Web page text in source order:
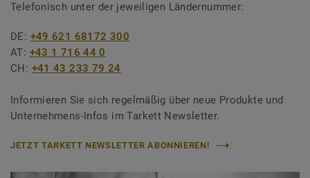
Telefonisch unter der jeweiligen Ländernummer:
DE: +49 621 68172 300
AT: +43 1 716 44 0
CH: +41 43 233 79 24
Informieren Sie sich regelmäßig über neue Produkte und
Unternehmens-Infos im Tarkett Newsletter.
JETZT TARKETT NEWSLETTER ABONNIEREN!